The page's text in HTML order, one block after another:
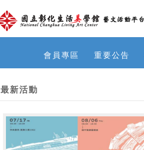
會員專區 重要公告
最新活動